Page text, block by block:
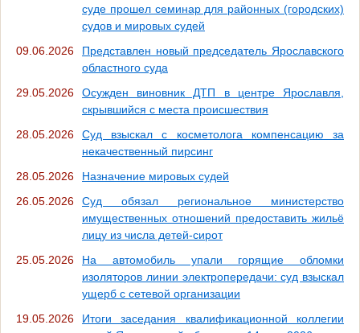
суде прошел семинар для районных (городских)
судов и мировых судей
09.06.2026
Представлен новый председатель Ярославского
областного суда
29.05.2026
Осужден виновник ДТП в центре Ярославля,
скрывшийся с места происшествия
28.05.2026
Суд взыскал с косметолога компенсацию за
некачественный пирсинг
28.05.2026
Назначение мировых судей
26.05.2026
Суд обязал региональное министерство
имущественных отношений предоставить жильё
лицу из числа детей-сирот
25.05.2026
На автомобиль упали горящие обломки
изоляторов линии электропередачи: суд взыскал
ущерб с сетевой организации
19.05.2026
Итоги заседания квалификационной коллегии